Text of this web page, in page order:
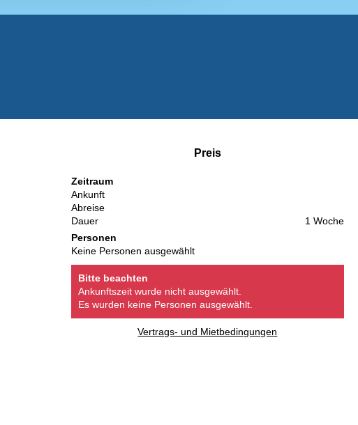
Preis
Zeitraum
Ankunft
Abreise
Dauer
1 Woche
Personen
Keine Personen ausgewählt
Bitte beachten
Ankunftszeit wurde nicht ausgewählt.
Es wurden keine Personen ausgewählt.
Vertrags- und Mietbedingungen